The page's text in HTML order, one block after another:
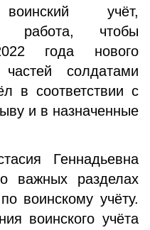
учёт,
работа, чтобы
года нового
солдатами
в соответствии с
и в назначенные
Геннадьевна
важных разделах
воинскому учёту.
воинского учёта